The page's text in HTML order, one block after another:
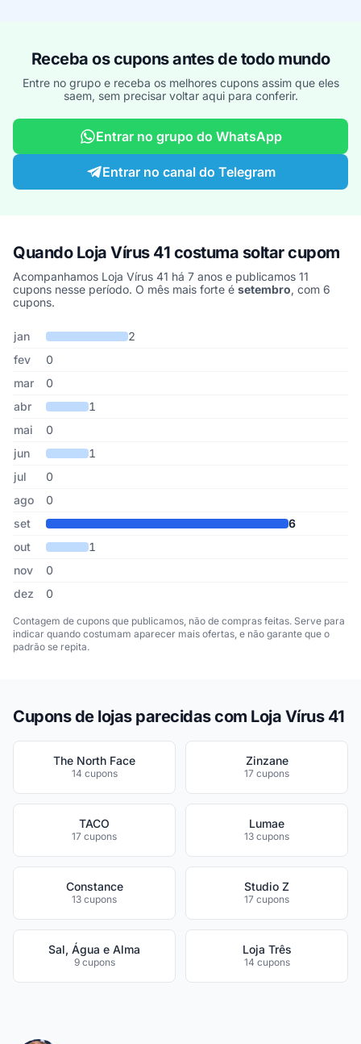
Receba os cupons antes de todo mundo
Entre no grupo e receba os melhores cupons assim que eles
saem, sem precisar voltar aqui para conferir.
Entrar no grupo do WhatsApp
Entrar no canal do Telegram
Quando Loja Vírus 41 costuma soltar cupom
Acompanhamos Loja Vírus 41 há 7 anos e publicamos 11
cupons nesse período. O mês mais forte é setembro, com 6
cupons.
Cupons de Loja Vírus 41 publicados por mês, somando os últimos
Mês Cupons publicados
jan
2
fev
0
mar
0
abr
1
mai
0
jun
1
jul
0
ago
0
set
6
out
1
nov
0
dez
0
Contagem de cupons que publicamos, não de compras feitas. Serve para
indicar quando costumam aparecer mais ofertas, e não garante que o
padrão se repita.
Cupons de lojas parecidas com Loja Vírus 41
The North Face
14 cupons
Zinzane
17 cupons
TACO
17 cupons
Lumae
13 cupons
Constance
13 cupons
Studio Z
17 cupons
Sal, Água e Alma
9 cupons
Loja Três
14 cupons